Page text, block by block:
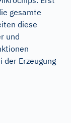
gesamte
diese
und
Erzeugung